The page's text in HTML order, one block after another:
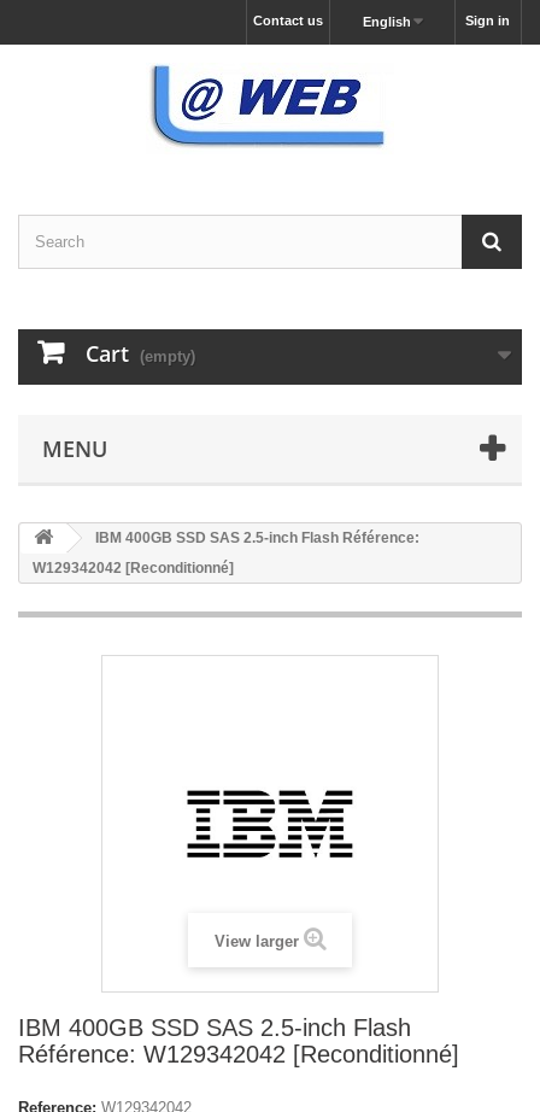
Sign in
English
Contact us
Cart (empty)
MENU
IBM 400GB SSD SAS 2.5-inch Flash Référence:
W129342042 [Reconditionné]
View larger
IBM 400GB SSD SAS 2.5-inch Flash
Référence: W129342042 [Reconditionné]
Reference: W129342042